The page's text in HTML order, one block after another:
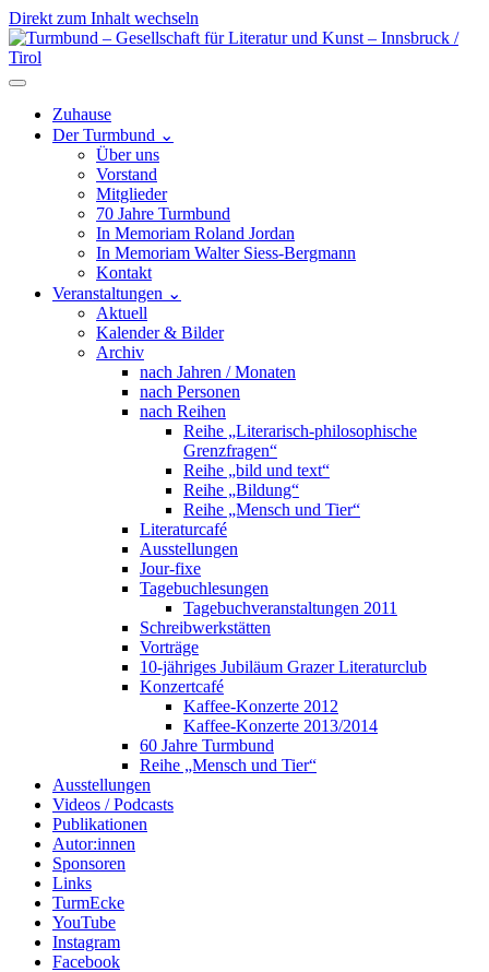
Direkt zum Inhalt wechseln
Hauptnavigation
Zuhause
Der Turmbund ⌄
Über uns
Vorstand
Mitglieder
70 Jahre Turmbund
In Memoriam Roland Jordan
In Memoriam Walter Siess-Bergmann
Kontakt
Veranstaltungen ⌄
Aktuell
Kalender & Bilder
Archiv
nach Jahren / Monaten
nach Personen
nach Reihen
Reihe „Literarisch-philosophische
Grenzfragen“
Reihe „bild und text“
Reihe „Bildung“
Reihe „Mensch und Tier“
Literaturcafé
Ausstellungen
Jour-fixe
Tagebuchlesungen
Tagebuchveranstaltungen 2011
Schreibwerkstätten
Vorträge
10-jähriges Jubiläum Grazer Literaturclub
Konzertcafé
Kaffee-Konzerte 2012
Kaffee-Konzerte 2013/2014
60 Jahre Turmbund
Reihe „Mensch und Tier“
Ausstellungen
Videos / Podcasts
Publikationen
Autor:innen
Sponsoren
Links
TurmEcke
YouTube
Instagram
Facebook